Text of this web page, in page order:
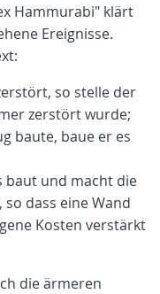
Hammurabi" klärt
Ereignisse.
so stelle der
zerstört wurde;
baute, baue er es
baut und macht die
dass eine Wand
Kosten verstärkt
die ärmeren